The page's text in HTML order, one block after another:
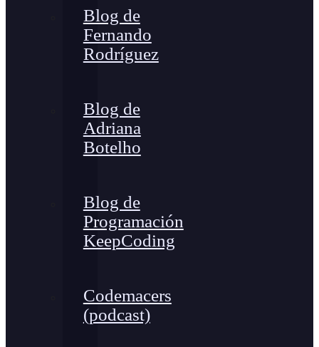
Blog de
Fernando
Rodríguez
Blog de
Adriana
Botelho
Blog de
Programación
KeepCoding
Codemacers
(podcast)